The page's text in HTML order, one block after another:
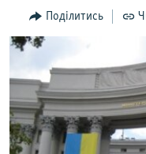
Перейти
до
пошуку
ПОГЛЯД
ІНТЕРВ'Ю
ВСЕ ЗА ДЕНЬ
СПЕЦПРОЕКТИ
ДЕПОРТАЦІЯ
ЯК ОБІЙТИ
Поділитись